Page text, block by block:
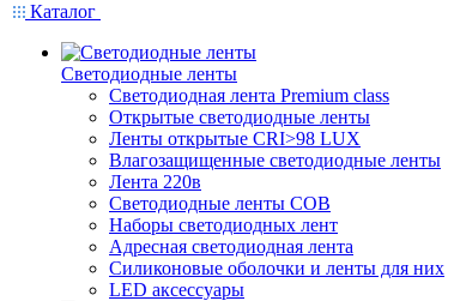
Каталог
Светодиодные ленты
Светодиодная лента Premium class
Открытые светодиодные ленты
Ленты открытые CRI>98 LUX
Влагозащищенные светодиодные ленты
Лента 220в
Светодиодные ленты COB
Наборы светодиодных лент
Адресная светодиодная лента
Силиконовые оболочки и ленты для них
LED аксессуары